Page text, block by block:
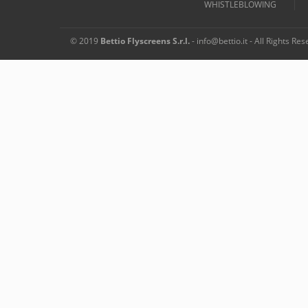
WHISTLEBLOWING
© 2019 Bettio Flyscreens S.r.l.- info@bettio.it - All Rights